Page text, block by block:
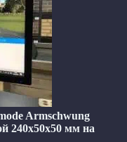
Armschwung
240x50x50 мм на